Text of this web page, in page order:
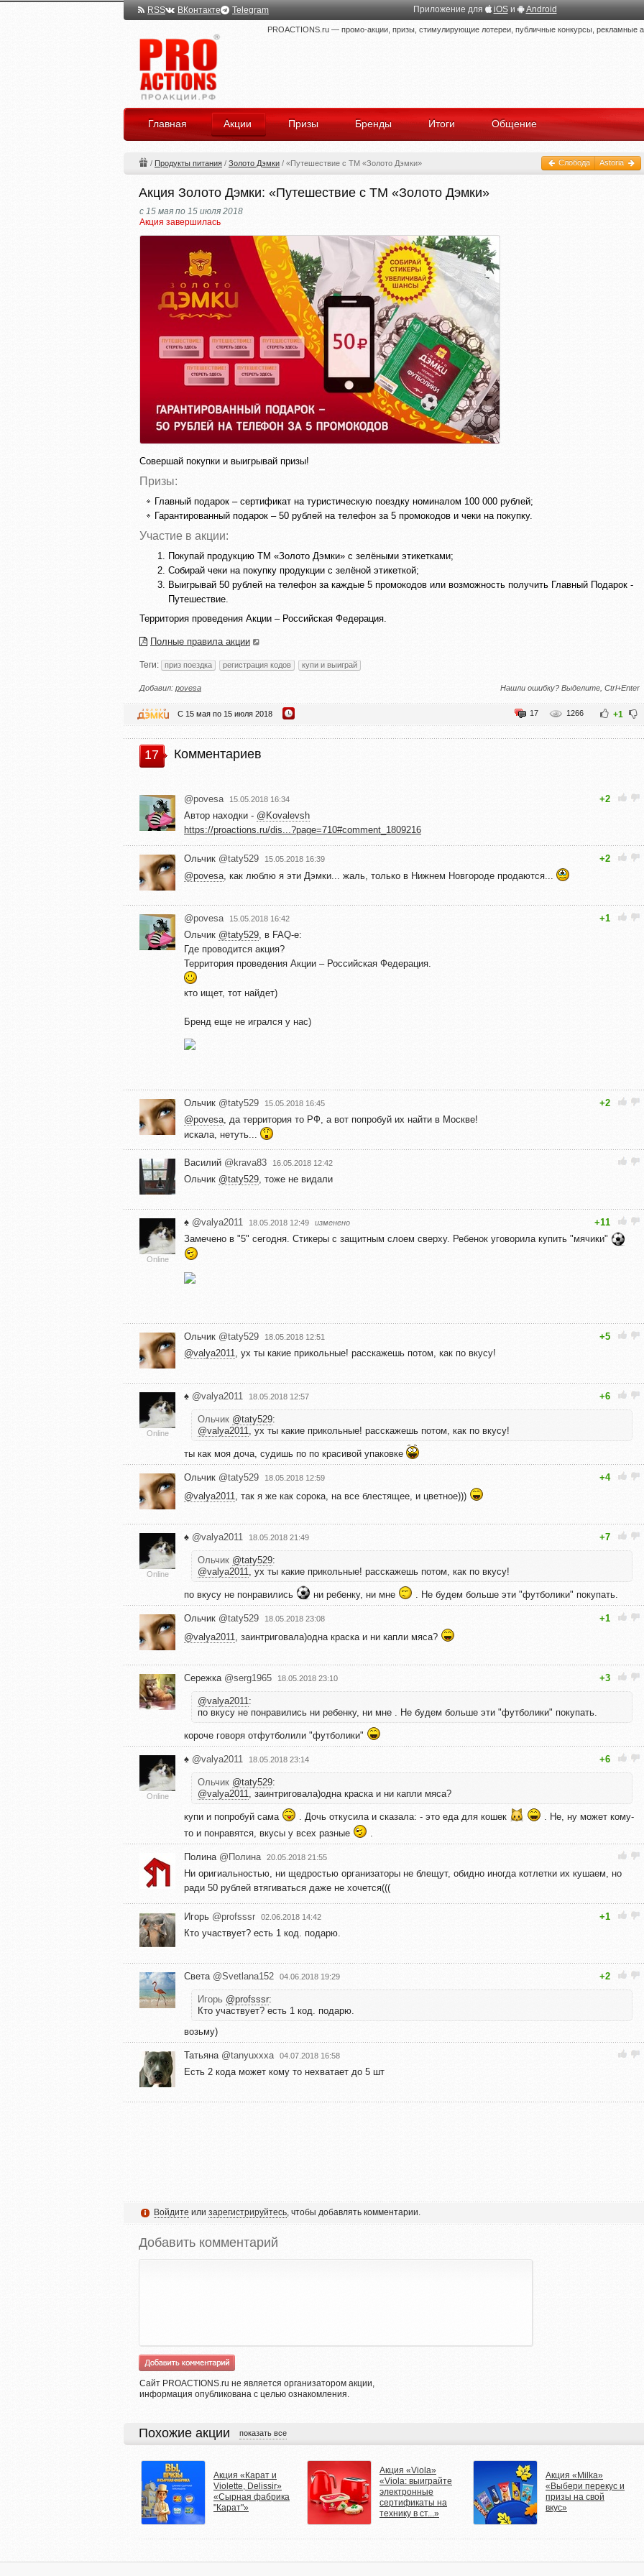
RSS ВКонтакте Telegram Приложение для iOSи Android
PROACTIONS.ru — промо-акции, призы, стимулирующие лотереи, публичные конкурсы, рекламные
Главная Акции Призы Бренды Итоги Общение
Слобода Astoria
/ Продукты питания / Золото Дэмки / «Путешествие с ТМ «Золото Дэмки»
Акция Золото Дэмки: «Путешествие с ТМ «Золото Дэмки»
с 15 мая по 15 июля 2018
Акция завершилась
Совершай покупки и выигрывай призы!
Призы:
Главный подарок – сертификат на туристическую поездку номиналом 100 000 рублей;
Гарантированный подарок – 50 рублей на телефон за 5 промокодов и чеки на покупку.
Участие в акции:
Покупай продукцию ТМ «Золото Дэмки» с зелёными этикетками;
Собирай чеки на покупку продукции с зелёной этикеткой;
Выигрывай 50 рублей на телефон за каждые 5 промокодов или возможность получить Главный Подарок -
Путешествие.
Территория проведения Акции – Российская Федерация.
Полные правила акции
Теги: приз поездка регистрация кодов купи и выиграй
Добавил: povesa Нашли ошибку? Выделите, Ctrl+Enter
С 15 мая по 15 июля 2018 +1
1266
17
17 Комментариев
@povesa 15.05.2018 16:34
+2
Автор находки - @Kovalevsh
https://proactions.ru/dis...?page=710#comment_1809216
Ольчик @taty529 15.05.2018 16:39
+2
@povesa , как люблю я эти Дэмки... жаль, только в Нижнем Новгороде продаются...
@povesa 15.05.2018 16:42
+1
Ольчик @taty529 , в FAQ-е:
Где проводится акция?
Территория проведения Акции – Российская Федерация.
кто ищет, тот найдет)
Бренд еще не игрался у нас)
Ольчик @taty529 15.05.2018 16:45
+2
@povesa , да территория то РФ, а вот попробуй их найти в Москве!
искала, нетуть...
Василий @krava83 16.05.2018 12:42
Ольчик @taty529 , тоже не видали
Online
♠️ @valya2011 18.05.2018 12:49 изменено
+11
Замечено в "5" сегодня. Стикеры с защитным слоем сверху. Ребенок уговорила купить "мячики"
Ольчик @taty529 18.05.2018 12:51
+5
@valya2011
, ух ты какие прикольные! расскажешь потом, как по вкусу!
Online
♠️ @valya2011 18.05.2018 12:57 +6
Ольчик @taty529:
@valya2011
, ух ты какие прикольные! расскажешь потом, как по вкусу!
ты как моя доча, судишь по по красивой упаковке
Ольчик @taty529 18.05.2018 12:59
+4
@valya2011
, так я же как сорока, на все блестящее, и цветное)))
Online
♠️ @valya2011 18.05.2018 21:49 +7
Ольчик @taty529:
@valya2011
, ух ты какие прикольные! расскажешь потом, как по вкусу!
по вкусу не понравились ни ребенку, ни мне . Не будем больше эти "футболики" покупать.
Ольчик @taty529 18.05.2018 23:08
+1
@valya2011
, заинтриговала)одна краска и ни капли мяса?
Сережка @serg1965 18.05.2018 23:10 +3
@valya2011 :
по вкусу не понравились ни ребенку, ни мне . Не будем больше эти "футболики" покупать.
короче говоря отфутболили "футболики"
Online
♠️ @valya2011 18.05.2018 23:14 +6
Ольчик @taty529:
@valya2011
, заинтриговала)одна краска и ни капли мяса?
купи и попробуй сама . Дочь откусила и сказала: - это еда для кошек
. Не, ну может кому-
то и понравятся, вкусы у всех разные
Полина @Полина 20.05.2018 21:55
Ни оригиальностью, ни щедростью организаторы не блещут, обидно иногда котлетки их кушаем, но
ради 50 рублей втягиваться даже не хочется(((
Игорь @profsssr 02.06.2018 14:42
+1
Кто участвует? есть 1 код. подарю.
Света @Svetlana152 04.06.2018 19:29 +2
Игорь @profsssr:
Кто участвует? есть 1 код. подарю.
возьму)
Татьяна @tanyuxxxa 04.07.2018 16:58
Есть 2 кода может кому то нехватает до 5 шт
Войдите или зарегистрируйтесь, чтобы добавлять комментарии.
Добавить комментарий
Сайт PROACTIONS.ru не является организатором акции,
информация опубликована с целью ознакомления.
Похожие акции показать все
Акция «Карат и
Violette, Delissir»
«Сырная фабрика
"Карат"»
Акция «Viola»
«Viola: выиграйте
электронные
сертификаты на
технику в ст...»
Акция «Milka»
«Выбери перекус и
призы на свой
вкус»